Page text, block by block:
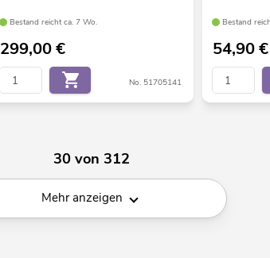
Bestand reicht ca. 7 Wo.
299,00€
No. 51705141
Bestand
54,90€
30 von 312
Mehr anzeigen